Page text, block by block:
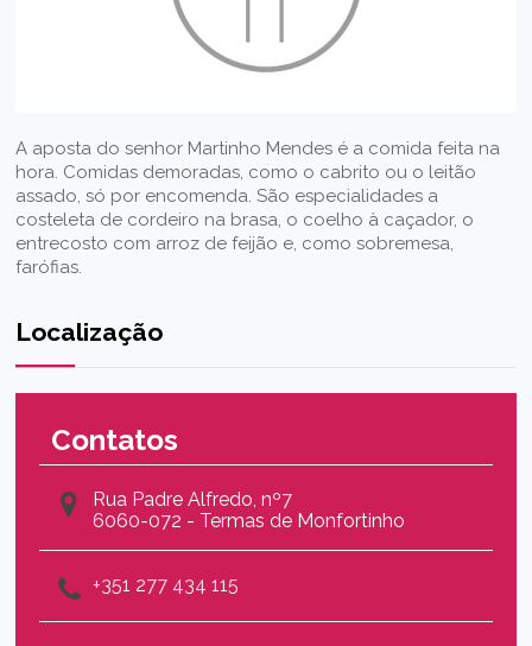
A aposta do senhor Martinho Mendes é a comida feita na
hora. Comidas demoradas, como o cabrito ou o leitão
assado, só por encomenda. São especialidades a
costeleta de cordeiro na brasa, o coelho à caçador, o
entrecosto com arroz de feijão e, como sobremesa,
farófias.
Localização
Contatos
Rua Padre Alfredo, nº7
6060-072 - Termas de Monfortinho
+351 277 434 115